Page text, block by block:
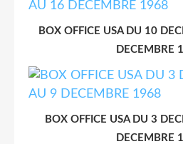
BOX OFFICE USA DU 10
DECEMBRE
BOX OFFICE USA DU 3
DECEMBRE